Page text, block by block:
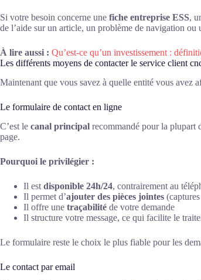
Si votre besoin concerne une fiche entreprise ESS,
de l’aide sur un article, un problème de navigation ou
À lire aussi : Qu’est-ce qu’un investissement :
Les différents moyens de contacter le service client
Maintenant que vous savez à quelle entité vous avez
Le formulaire de contact en ligne
C’est le canal principal recommandé pour la plupart
page.
Pourquoi le privilégier :
Il est disponible 24h/24, contrairement au
Il permet d’ajouter des pièces jointes
Il offre une traçabilité de votre demande
Il structure votre message, ce qui facilite le
Le formulaire reste le choix le plus fiable pour les
Le contact par email